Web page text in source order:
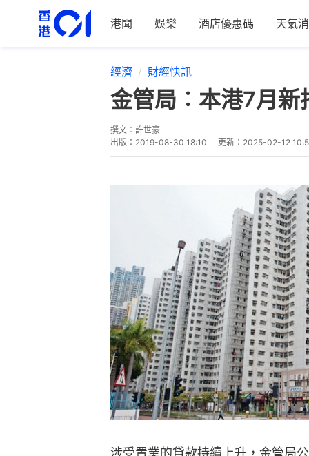
港聞 娛樂 酒店優惠碼 天氣
經濟 財經快訊
金管局︰本港7月
撰文： 許世豪
出版： 2019-08-30 18:10 更新： 2025-02-12
涉受置業的貸款持續上升，金管局